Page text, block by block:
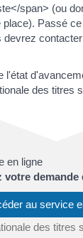
span> (ou
place). Passé
devrez
l'état
des titres
en ligne
votre demande
au service
des titres